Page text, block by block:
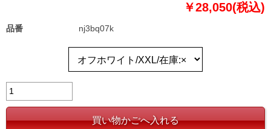
￥28,050(税込)
品番 nj3bq07k